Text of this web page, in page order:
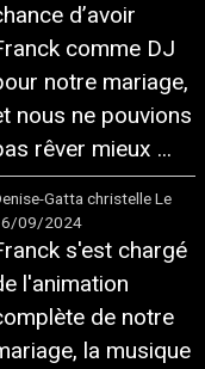
d’avoir
comme DJ
notre mariage,
nous ne pouvions
rêver mieux ...
Gatta christelle Le
09/2024
s'est chargé
l'animation
de notre
la musique